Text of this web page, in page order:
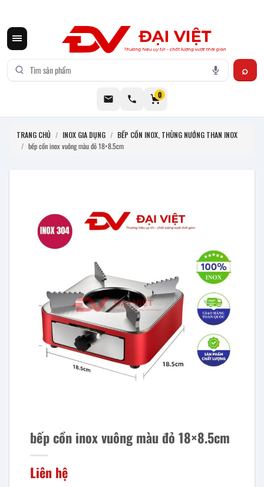
0
TRANG CHỦ / INOX GIA DỤNG / BẾP CỒN INOX, THÙNG NƯỚNG THAN INOX
/ bếp cồn inox vuông màu đỏ 18×8.5cm
bếp cồn inox vuông màu đỏ 18×8.5cm
Liên hệ